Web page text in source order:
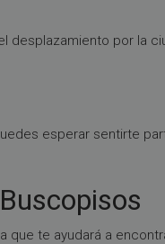
por la
esperar sentirte
te ayudará a